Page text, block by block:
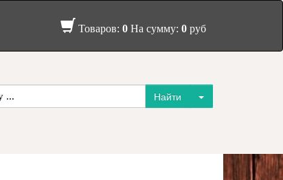
Товаров: 0 На сумму: 0 руб